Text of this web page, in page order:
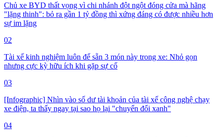
Chủ xe BYD thất vọng vì chi nhánh đột ngột đóng cửa mà hãng
"lặng thinh": bỏ ra gần 1 tỷ đồng thì xứng đáng có được nhiều hơn
sự im lặng
02
Tài xế kinh nghiệm luôn để sẵn 3 món này trong xe: Nhỏ gọn
nhưng cực kỳ hữu ích khi gặp sự cố
03
[Infographic] Nhìn vào số dư tài khoản của tài xế công nghệ chạy
xe điện, ta thấy ngay tại sao họ lại "chuyển đổi xanh"
04